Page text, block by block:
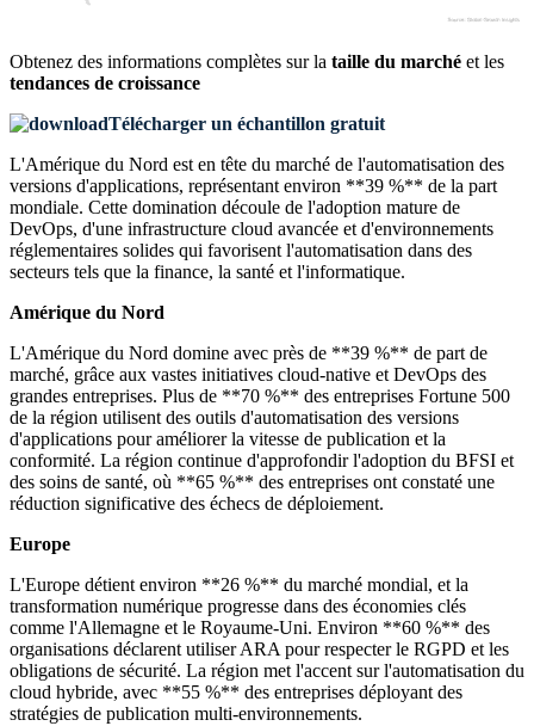
Obtenez des informations complètes sur la taille du marché et les
tendances de croissance
Télécharger un échantillon gratuit
L'Amérique du Nord est en tête du marché de l'automatisation des
versions d'applications, représentant environ **39 %** de la part
mondiale. Cette domination découle de l'adoption mature de
DevOps, d'une infrastructure cloud avancée et d'environnements
réglementaires solides qui favorisent l'automatisation dans des
secteurs tels que la finance, la santé et l'informatique.
Amérique du Nord
L'Amérique du Nord domine avec près de **39 %** de part de
marché, grâce aux vastes initiatives cloud-native et DevOps des
grandes entreprises. Plus de **70 %** des entreprises Fortune 500
de la région utilisent des outils d'automatisation des versions
d'applications pour améliorer la vitesse de publication et la
conformité. La région continue d'approfondir l'adoption du BFSI et
des soins de santé, où **65 %** des entreprises ont constaté une
réduction significative des échecs de déploiement.
Europe
L'Europe détient environ **26 %** du marché mondial, et la
transformation numérique progresse dans des économies clés
comme l'Allemagne et le Royaume-Uni. Environ **60 %** des
organisations déclarent utiliser ARA pour respecter le RGPD et les
obligations de sécurité. La région met l'accent sur l'automatisation du
cloud hybride, avec **55 %** des entreprises déployant des
stratégies de publication multi-environnements.